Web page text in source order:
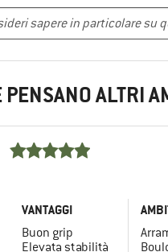
PENSANO ALTRI
VANTAGGI
Buon grip
Elevata stabilità